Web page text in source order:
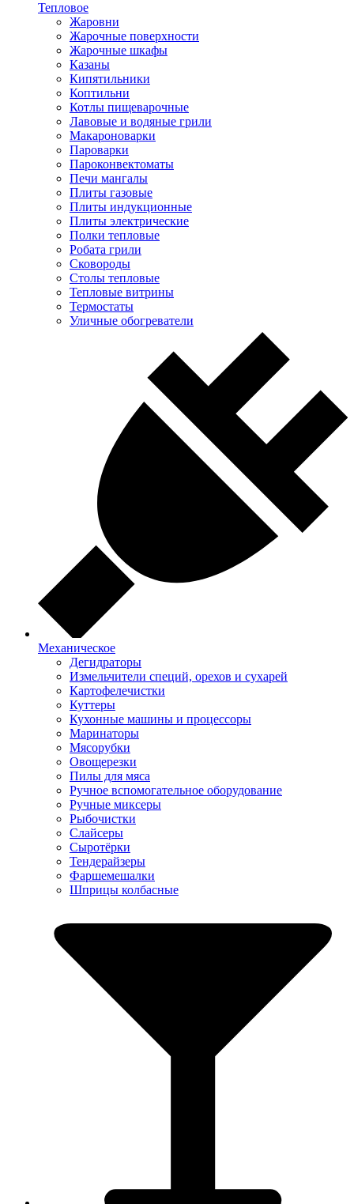
Тепловое
Жаровни
Жарочные поверхности
Жарочные шкафы
Казаны
Кипятильники
Коптильни
Котлы пищеварочные
Лавовые и водяные грили
Макароноварки
Пароварки
Пароконвектоматы
Печи мангалы
Плиты газовые
Плиты индукционные
Плиты электрические
Полки тепловые
Робата грили
Сковороды
Столы тепловые
Тепловые витрины
Термостаты
Уличные обогреватели
Механическое
Дегидраторы
Измельчители специй, орехов и сухарей
Картофелечистки
Куттеры
Кухонные машины и процессоры
Маринаторы
Мясорубки
Овощерезки
Пилы для мяса
Ручное вспомогательное оборудование
Ручные миксеры
Рыбочистки
Слайсеры
Сыротёрки
Тендерайзеры
Фаршемешалки
Шприцы колбасные